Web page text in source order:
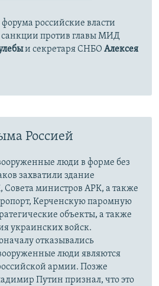
российские власти
санкции против главы МИД
и секретаря СНБО Алексея
Россией
люди в форме без
захватили здание
министров АРК, а также
Керченскую паромную
объекты, а также
украинских войск.
отказывались
люди являются
армии. Позже
Путин признал, что это